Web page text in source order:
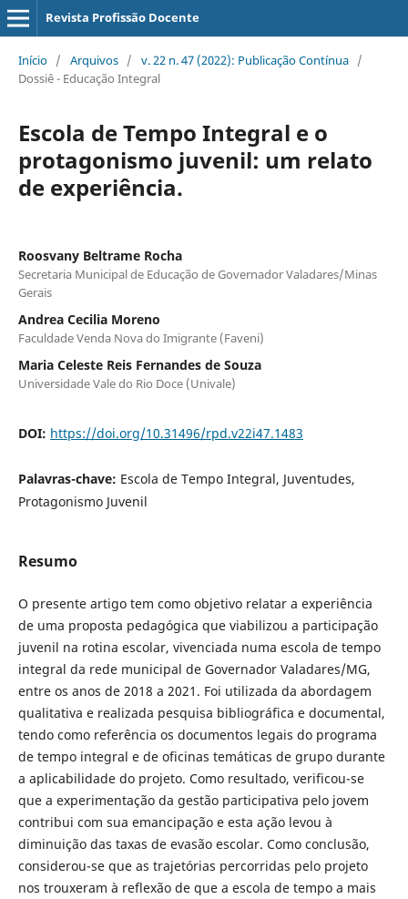
Revista Profissão Docente
Início / Arquivos / v. 22 n. 47 (2022): Publicação Contínua /
Dossiê - Educação Integral
Escola de Tempo Integral e o
protagonismo juvenil: um relato
de experiência.
Roosvany Beltrame Rocha
Secretaria Municipal de Educação de Governador Valadares/Minas
Gerais
Andrea Cecilia Moreno
Faculdade Venda Nova do Imigrante (Faveni)
Maria Celeste Reis Fernandes de Souza
Universidade Vale do Rio Doce (Univale)
DOI: https://doi.org/10.31496/rpd.v22i47.1483
Palavras-chave: Escola de Tempo Integral, Juventudes,
Protagonismo Juvenil
Resumo
O presente artigo tem como objetivo relatar a experiência
de uma proposta pedagógica que viabilizou a participação
juvenil na rotina escolar, vivenciada numa escola de tempo
integral da rede municipal de Governador Valadares/MG,
entre os anos de 2018 a 2021. Foi utilizada da abordagem
qualitativa e realizada pesquisa bibliográfica e documental,
tendo como referência os documentos legais do programa
de tempo integral e de oficinas temáticas de grupo durante
a aplicabilidade do projeto. Como resultado, verificou-se
que a experimentação da gestão participativa pelo jovem
contribui com sua emancipação e esta ação levou à
diminuição das taxas de evasão escolar. Como conclusão,
considerou-se que as trajetórias percorridas pelo projeto
nos trouxeram à reflexão de que a escola de tempo a mais